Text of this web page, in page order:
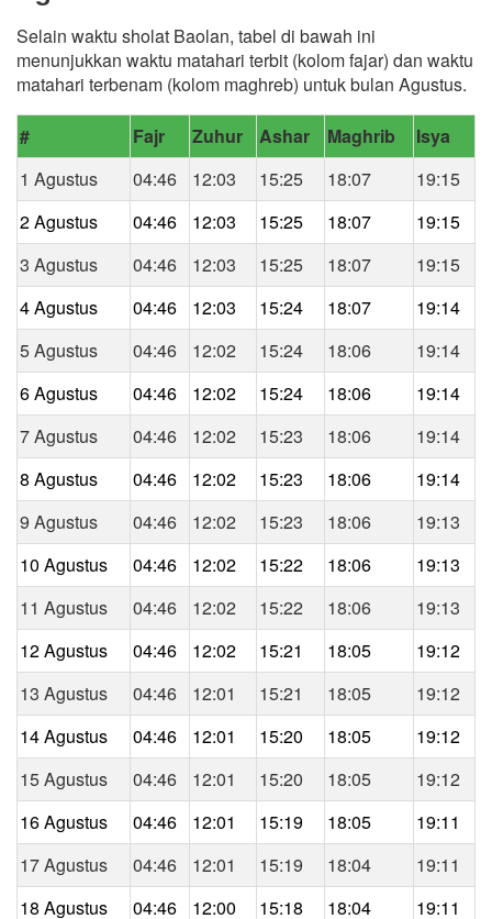
Selain waktu sholat Baolan, tabel di bawah ini
menunjukkan waktu matahari terbit (kolom fajar) dan waktu
matahari terbenam (kolom maghreb) untuk bulan Agustus.
# Fajr Zuhur Ashar Maghrib
Isya
1 Agustus
04:46 12:03 15:25 18:07
19:15
2 Agustus
04:46 12:03 15:25 18:07
19:15
3 Agustus
04:46 12:03 15:25 18:07
19:15
4 Agustus
04:46 12:03 15:24 18:07
19:14
5 Agustus
04:46 12:02 15:24 18:06
19:14
6 Agustus
04:46 12:02 15:24 18:06
19:14
7 Agustus
04:46 12:02 15:23 18:06
19:14
8 Agustus
04:46 12:02 15:23 18:06
19:14
9 Agustus
04:46 12:02 15:23 18:06
19:13
10 Agustus
04:46 12:02 15:22 18:06
19:13
11 Agustus
04:46 12:02 15:22 18:06
19:13
12 Agustus
04:46 12:02 15:21 18:05
19:12
13 Agustus
04:46 12:01 15:21 18:05
19:12
14 Agustus
04:46 12:01 15:20 18:05
19:12
15 Agustus
04:46 12:01 15:20 18:05
19:12
16 Agustus
04:46 12:01 15:19 18:05
19:11
17 Agustus
04:46 12:01 15:19 18:04
19:11
18 Agustus
04:46 12:00 15:18 18:04 19:11